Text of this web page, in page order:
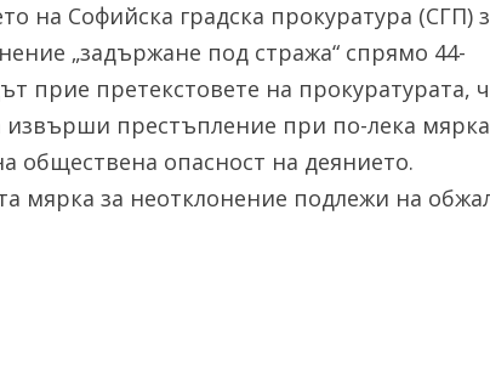
на Софийска градска прокуратура (СГП)
„задържане под стража“ спрямо 44-
прие претекстовете на прокуратурата,
престъпление при по-лека
обществена опасност на деянието.
мярка за неотклонение подлежи на